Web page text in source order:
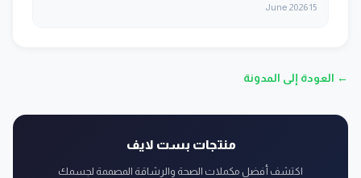
15 June 2026
← العودة إلى المدونة
منتجات بست لايف
اكتشف أفضل مكملات الصحة والرشاقة المصممة لجسمك